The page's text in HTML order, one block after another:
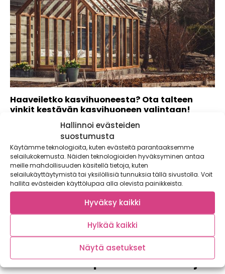
Hallinnoi evästeiden
suostumusta
Käytämme teknologioita, kuten evästeitä parantaaksemme
selailukokemusta. Näiden teknologioiden hyväksyminen antaa
meille mahdollisuuden käsitellä tietoja, kuten
selailukäyttäytymistä tai yksilöllisiä tunnuksia tällä sivustolla. Voit
hallita evästeiden käyttölupaa alla olevista painikkeista.
Hyväksy kaikki
Hylkää kaikki
Näytä asetukset
Haaveiletko kasvihuoneesta? Ota talteen
vinkit kestävän kasvihuoneen valintaan!
Kaupallinen yhteistyö: Veg&Able Unelmoitko itse
kasvatuista kurkuista tai pullean punaisista tomaateista?
Haaveiletko oman...
Tilaa kasvispitoinen uutiskirje